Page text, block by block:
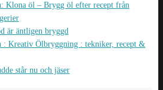
Klona öl – Brygg öl efter recept från
är äntligen bryggd
: Kreativ Ölbryggning : tekniker, recept &
står nu och jäser